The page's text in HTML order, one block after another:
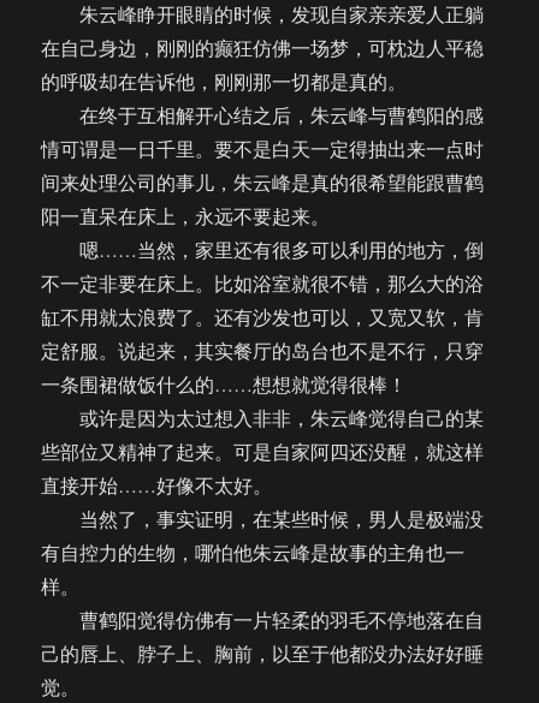
到
头
了！
（彩
蛋
二）
朱云峰睁开眼睛的时候，发现自家亲亲爱人正躺
在自己身边，刚刚的癫狂仿佛一场梦，可枕边人平稳
的呼吸却在告诉他，刚刚那一切都是真的。
在终于互相解开心结之后，朱云峰与曹鹤阳的感
情可谓是一日千里。要不是白天一定得抽出来一点时
间来处理公司的事儿，朱云峰是真的很希望能跟曹鹤
阳一直呆在床上，永远不要起来。
嗯……当然，家里还有很多可以利用的地方，倒
不一定非要在床上。比如浴室就很不错，那么大的浴
缸不用就太浪费了。还有沙发也可以，又宽又软，肯
定舒服。说起来，其实餐厅的岛台也不是不行，只穿
一条围裙做饭什么的……想想就觉得很棒！
或许是因为太过想入非非，朱云峰觉得自己的某
些部位又精神了起来。可是自家阿四还没醒，就这样
直接开始……好像不太好。
当然了，事实证明，在某些时候，男人是极端没
有自控力的生物，哪怕他朱云峰是故事的主角也一
样。
曹鹤阳觉得仿佛有一片轻柔的羽毛不停地落在自
己的唇上、脖子上、胸前，以至于他都没办法好好睡
觉。